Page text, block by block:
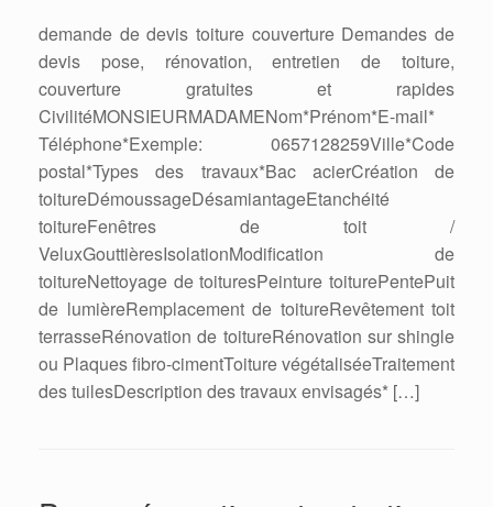
demande de devis toiture couverture Demandes de
devis pose, rénovation, entretien de toiture,
couverture gratuites et rapides
CivilitéMONSIEURMADAMENom*Prénom*E-mail*
Téléphone*Exemple: 0657128259Ville*Code
postal*Types des travaux*Bac acierCréation de
toitureDémoussageDésamiantageEtanchéité
toitureFenêtres de toit /
VeluxGouttièresIsolationModification de
toitureNettoyage de toituresPeinture toiturePentePuit
de lumièreRemplacement de toitureRevêtement toit
terrasseRénovation de toitureRénovation sur shingle
ou Plaques fibro-cimentToiture végétaliséeTraitement
des tuilesDescription des travaux envisagés* […]